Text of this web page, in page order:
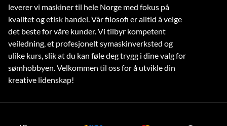
leverer vi maskiner til hele Norge med fokus på
kvalitet og etisk handel. Vår filosofi er alltid å velge
det beste for våre kunder. Vi tilbyr kompetent
veiledning, et profesjonelt symaskinverksted og
ulike kurs, slik at du kan føle deg trygg i dine valg for
sømhobbyen. Velkommen til oss for å utvikle din
kreative lidenskap!